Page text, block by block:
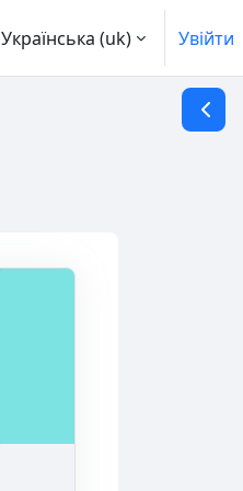
Українська ‎(uk)‎ Увійти